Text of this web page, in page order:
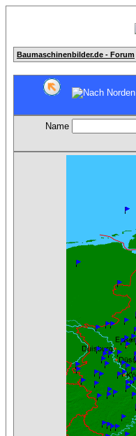
Baumaschinenbilder.de - Forum
Name